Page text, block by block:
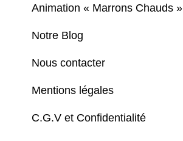
Animation « Marrons Chauds »
Notre Blog
Nous contacter
Mentions légales
C.G.V et Confidentialité